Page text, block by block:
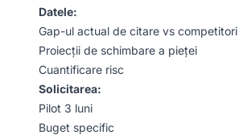
Datele:
Gap-ul actual de citare vs competitori
Proiecții de schimbare a pieței
Cuantificare risc
Solicitarea:
Pilot 3 luni
Buget specific